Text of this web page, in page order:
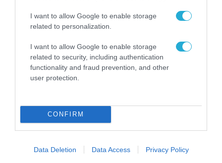
I want to allow Google to enable storage
related to personalization.
I want to allow Google to enable storage
related to security, including authentication
functionality and fraud prevention, and other
user protection.
CONFIRM
Data Deletion Data Access Privacy Policy
Η Κίνα επέδειξε για πρώτη φορά την